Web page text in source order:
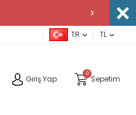
TR TL
Giriş Yap
0
Sepetim